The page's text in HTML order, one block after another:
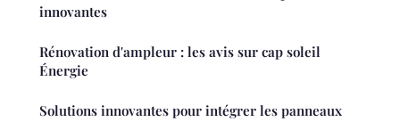
innovantes
Rénovation d'ampleur : les avis sur cap soleil
Énergie
Solutions innovantes pour intégrer les panneaux